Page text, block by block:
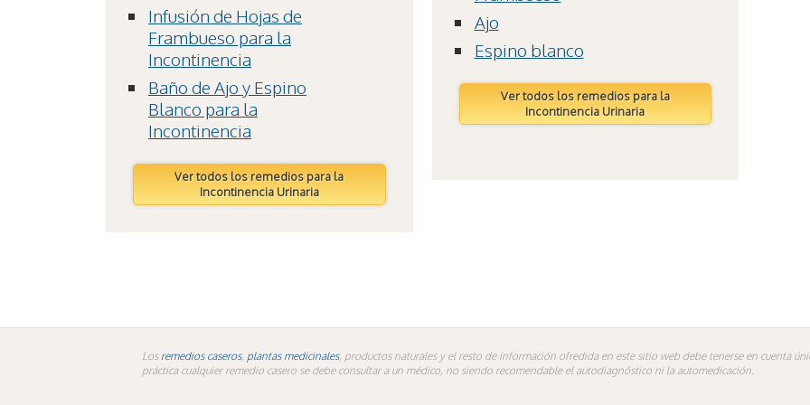
Infusión de Hojas de
Frambueso para la
Incontinencia
Baño de Ajo y Espino
Blanco para la
Incontinencia
Ver todos los remedios para la
Incontinencia Urinaria
Ajo
Espino blanco
Ver todos los remedios para la
Incontinencia Urinaria
Los remedios caseros, plantas medicinales, productos naturales y el resto de información ofredida en este sitio web debe tenerse en cuenta
práctica cualquier remedio casero se debe consultar a un médico, no siendo recomendable el autodiagnóstico ni la automedicación.